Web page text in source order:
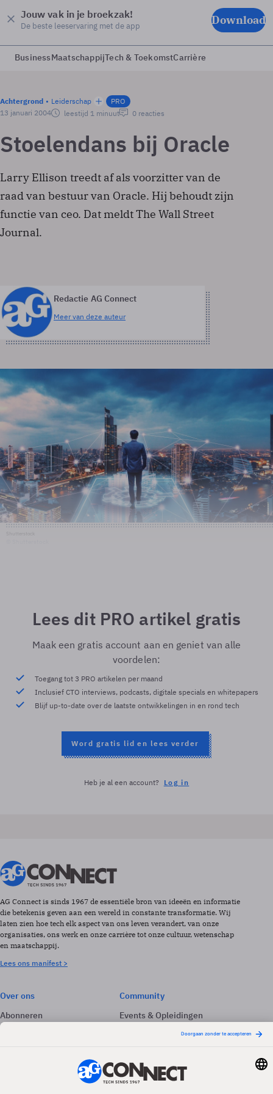
Jouw vak in je broekzak!
De beste leeservaring met de app Download
BusinessMaatschappijTech & ToekomstCarrière
Achtergrond Leiderschap
PRO
13 januari 2004
leestijd 1 minuut 0 reacties
Stoelendans bij Oracle
Larry Ellison treedt af als voorzitter van de
raad van bestuur van Oracle. Hij behoudt zijn
functie van ceo. Dat meldt The Wall Street
Journal.
Redactie AG Connect
Meer van deze auteur
Lees dit PRO artikel gratis
Maak een gratis account aan en geniet van alle
voordelen:
Toegang tot 3 PRO artikelen per maand
Inclusief CTO interviews, podcasts, digitale specials en whitepapers
Blijf up-to-date over de laatste ontwikkelingen in en rond tech
Word gratis lid en lees verder
Heb je al een account? Log in
AG Connect is sinds 1967 de essentiële bron van ideeën en informatie
die betekenis geven aan een wereld in constante transformatie. Wij
laten zien hoe tech elk aspect van ons leven verandert, van onze
organisaties, ons werk en onze carrière tot onze cultuur, wetenschap
en maatschappij.
Lees ons manifest >
Over ons
Abonneren
Adverteren
Community
Events & Opleidingen